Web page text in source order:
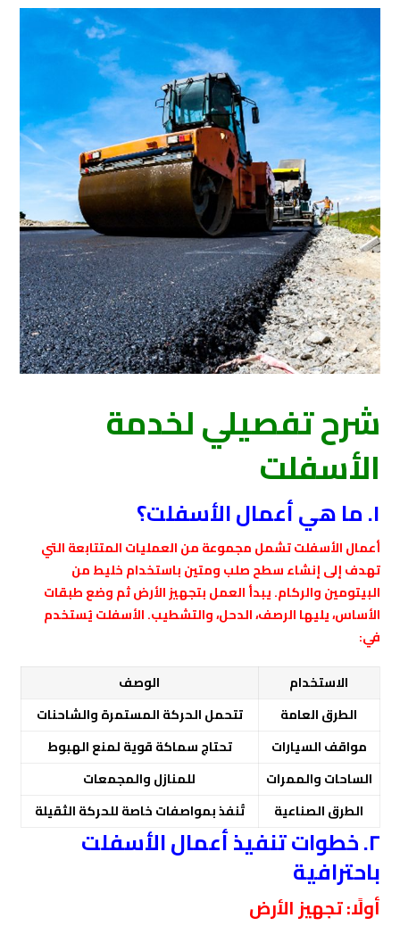
شرح تفصيلي لخدمة
الأسفلت
١. ما هي أعمال الأسفلت؟
أعمال الأسفلت تشمل مجموعة من العمليات المتتابعة التي
تهدف إلى إنشاء سطح صلب ومتين باستخدام خليط من
البيتومين والركام. يبدأ العمل بتجهيز الأرض ثم وضع طبقات
الأساس، يليها الرصف، الدحل، والتشطيب. الأسفلت يُستخدم
في:
الاستخدام
الوصف
الطرق العامة
تتحمل الحركة المستمرة والشاحنات
مواقف السيارات
تحتاج سماكة قوية لمنع الهبوط
الساحات والممرات
للمنازل والمجمعات
الطرق الصناعية
تُنفذ بمواصفات خاصة للحركة الثقيلة
٢. خطوات تنفيذ أعمال الأسفلت
باحترافية
أولًا: تجهيز الأرض